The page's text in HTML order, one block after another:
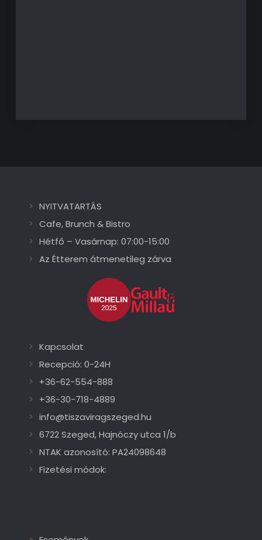
NYITVATARTÁS
Cafe, Brunch & Bistro
Hétfő – Vasárnap: 07:00-15:00
Az Étterem átmenetileg zárva
Kapcsolat
Recepció: 0-24H
+36-62-554-888
+36-30-718-4889
info@tiszaviragszeged.hu
6722 Szeged, Hajnóczy utca 1/b
NTAK azonosító: PA24098648
Fizetési módok: